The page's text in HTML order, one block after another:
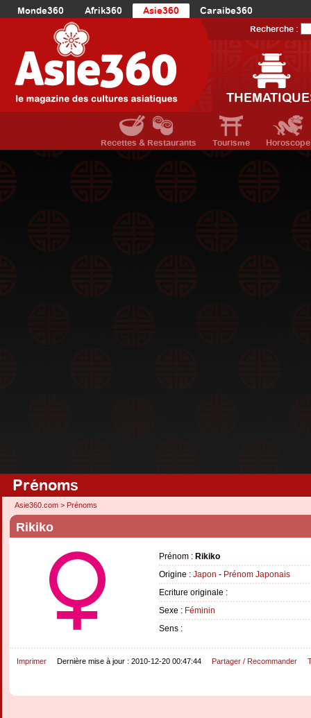
Monde360 Afrik360 Asie360
Caraibe360
Europe360
AmériqueDuNord360
Océanie360
Recherche :
Recettes & Restaurants Tourisme Horoscope
Prénoms
Asie360.com > Prénoms
Rikiko
Prénom : Rikiko
Origine : Japon - Prénom Japonais
Ecriture originale :
Sexe : Féminin
Sens :
Imprimer Dernière mise à jour : 2010-12-20 00:47:44 Partager / Recommander